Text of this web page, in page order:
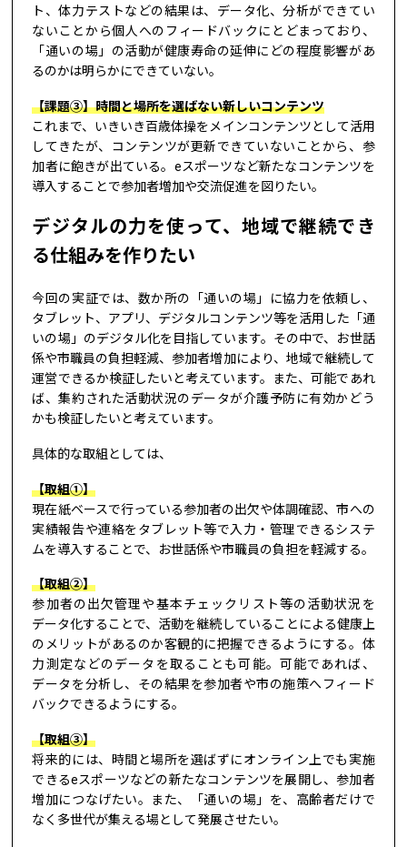
ト、体力テストなどの結果は、データ化、分析ができてい
ないことから個人へのフィードバックにとどまっており、
「通いの場」の活動が健康寿命の延伸にどの程度影響があ
るのかは明らかにできていない。
【課題③】時間と場所を選ばない新しいコンテンツ
これまで、いきいき百歳体操をメインコンテンツとして活用
してきたが、コンテンツが更新できていないことから、参
加者に飽きが出ている。eスポーツなど新たなコンテンツを
導入することで参加者増加や交流促進を図りたい。
デジタルの力を使って、地域で継続でき
る仕組みを作りたい
今回の実証では、数か所の「通いの場」に協力を依頼し、
タブレット、アプリ、デジタルコンテンツ等を活用した「通
いの場」のデジタル化を目指しています。その中で、お世話
係や市職員の負担軽減、参加者増加により、地域で継続して
運営できるか検証したいと考えています。また、可能であれ
ば、集約された活動状況のデータが介護予防に有効かどう
かも検証したいと考えています。
具体的な取組としては、
【取組①】
現在紙ベースで行っている参加者の出欠や体調確認、市への
実績報告や連絡をタブレット等で入力・管理できるシステ
ムを導入することで、お世話係や市職員の負担を軽減する。
【取組②】
参加者の出欠管理や基本チェックリスト等の活動状況を
データ化することで、活動を継続していることによる健康上
のメリットがあるのか客観的に把握できるようにする。体
力測定などのデータを取ることも可能。可能であれば、
データを分析し、その結果を参加者や市の施策へフィード
バックできるようにする。
【取組③】
将来的には、時間と場所を選ばずにオンライン上でも実施
できるeスポーツなどの新たなコンテンツを展開し、参加者
増加につなげたい。また、「通いの場」を、高齢者だけで
なく多世代が集える場として発展させたい。